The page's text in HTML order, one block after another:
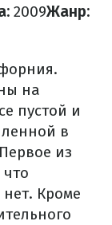
2009Жанр:
на
пустой и
в
из
Кроме